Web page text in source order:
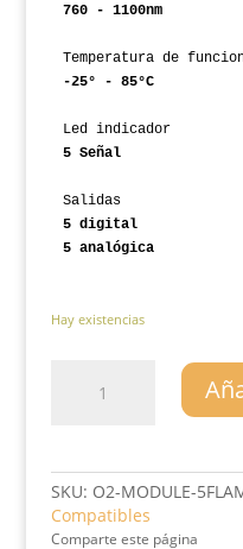
760 - 1100nm
Temperatura de
-25° - 85°C
Led indicador
5 Señal
Salidas
5 digital
5 analógica
Hay existencias
5
canales
cantidad
SKU: O2-MODULE-
Compatibles
Comparte este página